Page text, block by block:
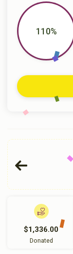
110%
$1,336.00
Donated